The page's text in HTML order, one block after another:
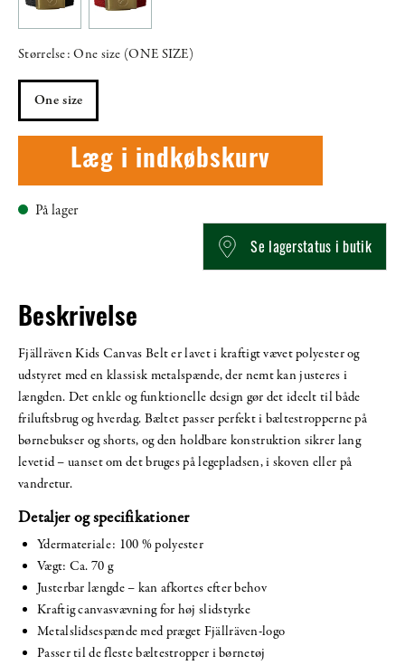
Størrelse: One size (ONE SIZE)
One size
Læg i indkøbskurv
På lager
Se lagerstatus i butik
Beskrivelse
Fjällräven Kids Canvas Belt er lavet i kraftigt vævet polyester og
udstyret med en klassisk metalspænde, der nemt kan justeres i
længden. Det enkle og funktionelle design gør det ideelt til både
friluftsbrug og hverdag. Bæltet passer perfekt i bæltestropperne på
børnebukser og shorts, og den holdbare konstruktion sikrer lang
levetid – uanset om det bruges på legepladsen, i skoven eller på
vandretur.
Detaljer og specifikationer
Ydermateriale: 100 % polyester
Vægt: Ca. 70 g
Justerbar længde – kan afkortes efter behov
Kraftig canvasvævning for høj slidstyrke
Metalslidsespænde med præget Fjällräven-logo
Passer til de fleste bæltestropper i børnetøj